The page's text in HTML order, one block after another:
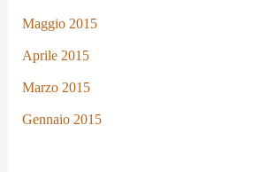
Maggio 2015
Aprile 2015
Marzo 2015
Gennaio 2015